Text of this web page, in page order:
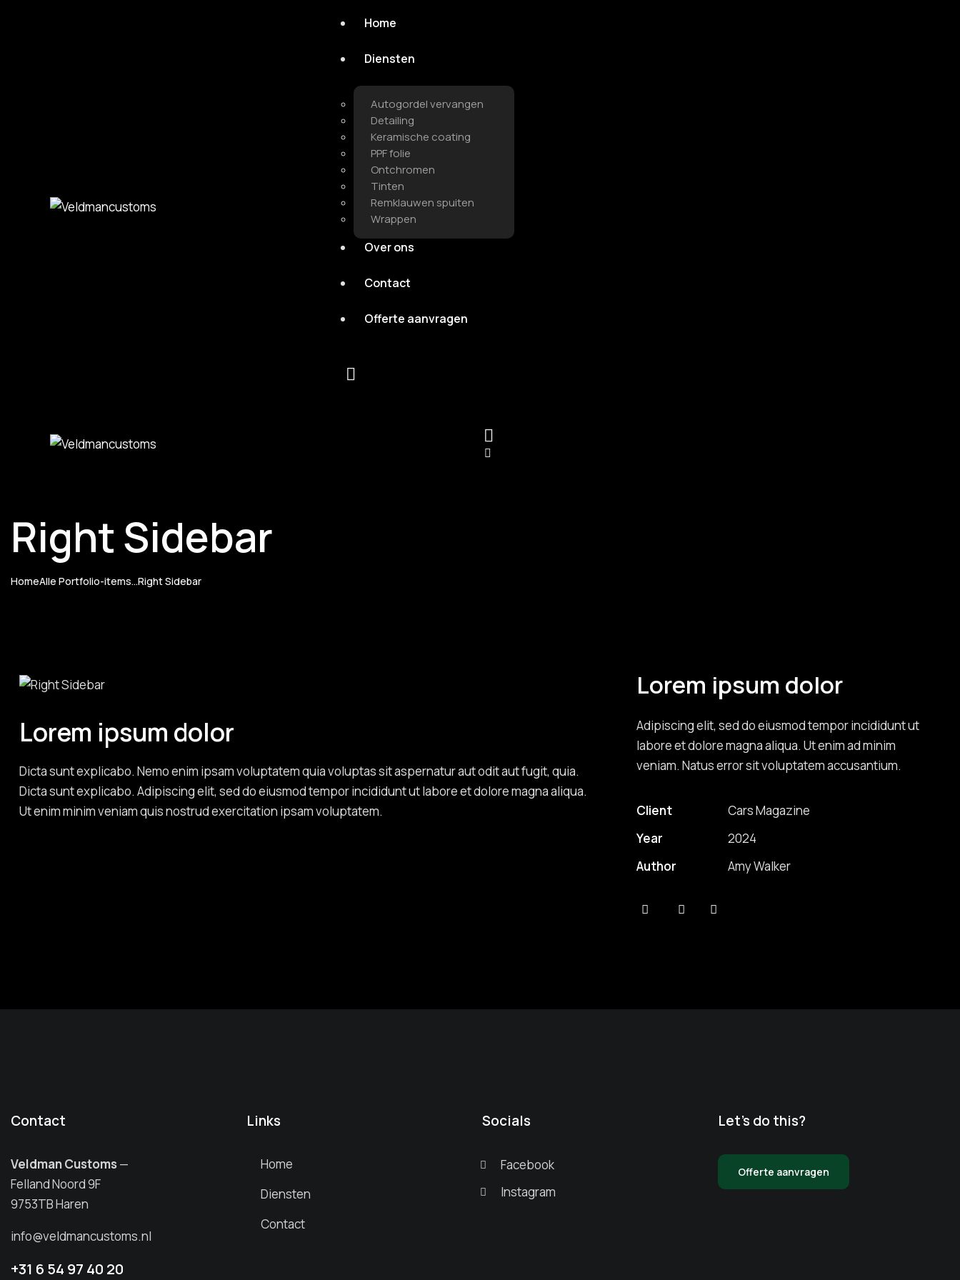
Home
Diensten
Autogordel vervangen
Detailing
Keramische coating
PPF folie
Ontchromen
Tinten
Remklauwen spuiten
Wrappen
Over ons
Contact
Offerte aanvragen
Right Sidebar
HomeAlle Portfolio-items...Right Sidebar
Lorem ipsum dolor
Dicta sunt explicabo. Nemo enim ipsam voluptatem quia voluptas sit aspernatur aut odit aut fugit, quia.
Dicta sunt explicabo. Adipiscing elit, sed do eiusmod tempor incididunt ut labore et dolore magna aliqua.
Ut enim minim veniam quis nostrud exercitation ipsam voluptatem.
Lorem ipsum dolor
Adipiscing elit, sed do eiusmod tempor incididunt ut
labore et dolore magna aliqua. Ut enim ad minim
veniam. Natus error sit voluptatem accusantium.
Client
Cars Magazine
Year
2024
Author
Amy Walker
Contact
Veldman Customs —
Felland Noord 9F
9753TB Haren
info@veldmancustoms.nl
+31 6 54 97 40 20
Links
Home
Diensten
Contact
Socials
Facebook
Instagram
Let’s do this?
Offerte aanvragen